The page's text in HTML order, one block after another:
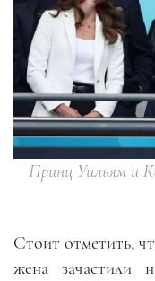
Принц Уильям и
Стоит отметить,
жена зачастили